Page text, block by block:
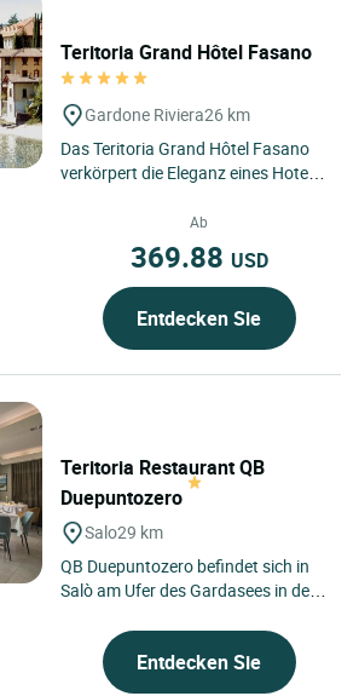
Teritoria Grand Hôtel Fasano
Gardone Riviera26 km
Das Teritoria Grand Hôtel Fasano
verkörpert die Eleganz eines Hotels
Gardasees in Italien,...
Ab
369.88 USD
Entdecken Sie
Teritoria Restaurant QB
Duepuntozero
Salo29 km
QB Duepuntozero befindet sich in
Salò am Ufer des Gardasees in der
unweit von Verona, in einer...
Entdecken Sie